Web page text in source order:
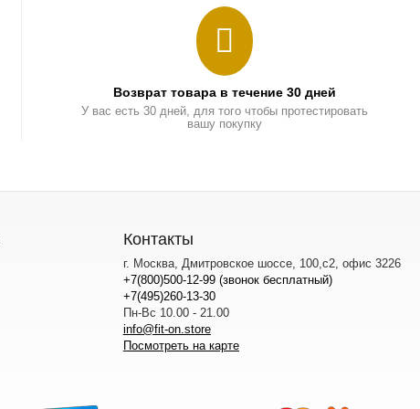
Возврат товара в течение 30 дней
У вас есть 30 дней, для того чтобы протестировать
вашу покупку
Контакты
г. Москва, Дмитровское шоссе, 100,с2, офис 3226
+7(800)500-12-99 (звонок бесплатный)
+7(495)260-13-30
Пн-Вс 10.00 - 21.00
info@fit-on.store
Посмотреть на карте